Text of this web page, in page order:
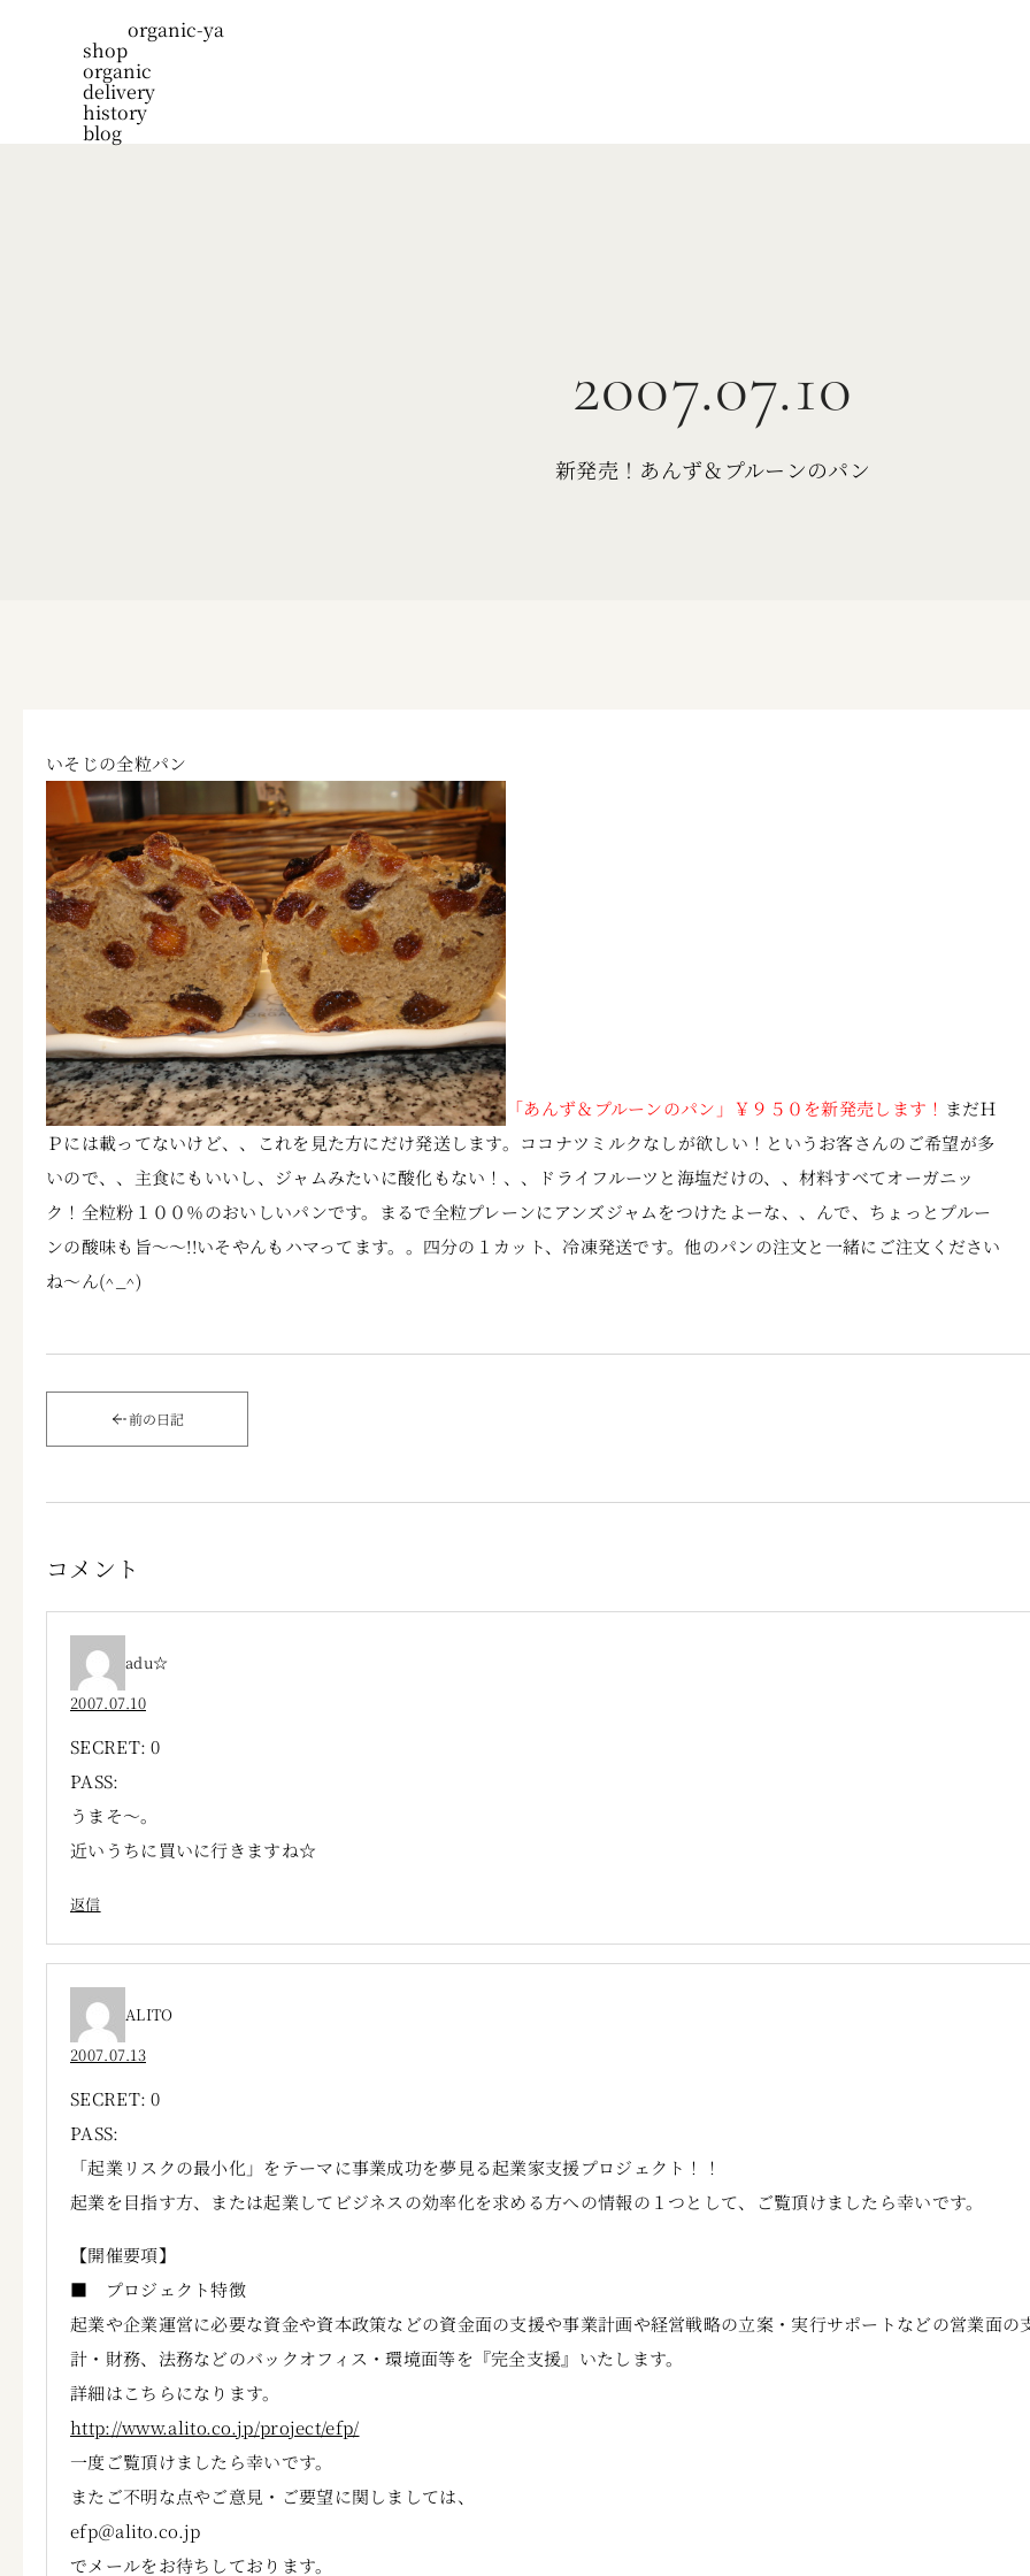
organic-ya
shop
organic
delivery
history
blog
2007.07.10
新発売！あんず＆プルーンのパン
いそじの全粒パン
「あんず＆プルーンのパン」￥９５０を新発売します！ まだＨ
Ｐには載ってないけど、、これを見た方にだけ発送します。ココナツミルクなしが欲しい！というお客さんのご希望が多
いので、、主食にもいいし、ジャムみたいに酸化もない！、、ドライフルーツと海塩だけの、、材料すべてオーガニッ
ク！全粒粉１００％のおいしいパンです。まるで全粒プレーンにアンズジャムをつけたよーな、、んで、ちょっとプルー
ンの酸味も旨～～!!いそやんもハマってます。。四分の１カット、冷凍発送です。他のパンの注文と一緒にご注文ください
ね～ん(^_^)
前の日記
コメント
adu☆
2007.07.10
SECRET: 0
PASS:
うまそ～。
近いうちに買いに行きますね☆
返信
ALITO
2007.07.13
SECRET: 0
PASS:
「起業リスクの最小化」をテーマに事業成功を夢見る起業家支援プロジェクト！！
起業を目指す方、または起業してビジネスの効率化を求める方への情報の１つとして、ご覧頂けましたら幸いです。
【開催要項】
■ プロジェクト特徴
起業や企業運営に必要な資金や資本政策などの資金面の支援や事業計画や経営戦略の立案・実行サポートなどの営業面の
計・財務、法務などのバックオフィス・環境面等を『完全支援』いたします。
詳細はこちらになります。
http://www.alito.co.jp/project/efp/
一度ご覧頂けましたら幸いです。
またご不明な点やご意見・ご要望に関しましては、
efp＠alito.co.jp
でメールをお待ちしております。